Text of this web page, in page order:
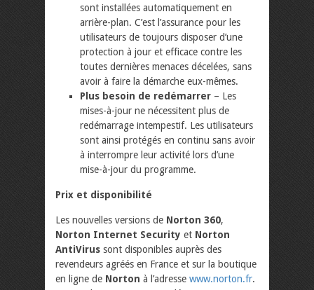
sont installées automatiquement en
arrière-plan. C’est l’assurance pour les
utilisateurs de toujours disposer d’une
protection à jour et efficace contre les
toutes dernières menaces décelées, sans
avoir à faire la démarche eux-mêmes.
Plus besoin de redémarrer – Les
mises-à-jour ne nécessitent plus de
redémarrage intempestif. Les utilisateurs
sont ainsi protégés en continu sans avoir
à interrompre leur activité lors d’une
mise-à-jour du programme.
Prix et disponibilité
Les nouvelles versions de Norton 360,
Norton Internet Security et Norton
AntiVirus sont disponibles auprès des
revendeurs agréés en France et sur la boutique
en ligne de Norton à l’adresse www.norton.fr.